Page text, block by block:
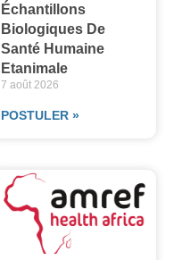
Échantillons
Biologiques De
Santé Humaine
Etanimale
7 août 2026
POSTULER »